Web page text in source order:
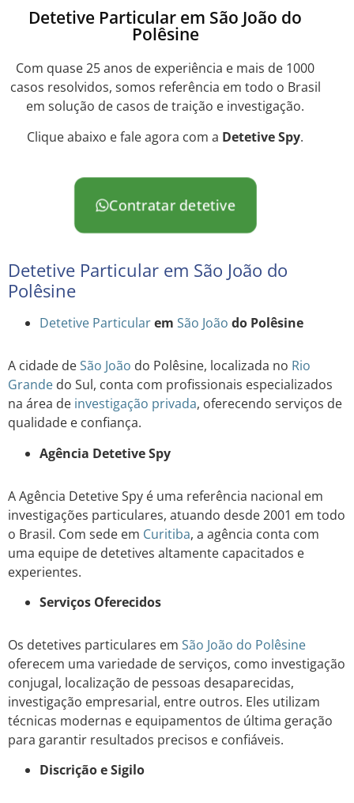
Detetive Particular em São João do
Polêsine
Com quase 25 anos de experiência e mais de 1000
casos resolvidos, somos referência em todo o Brasil
em solução de casos de traição e investigação.
Clique abaixo e fale agora com a Detetive Spy.
Contratar detetive
Detetive Particular em São João do
Polêsine
Detetive Particularem São João do Polêsine
A cidade deSão João do Polêsine, localizada no Rio
Grande do Sul, conta com profissionais especializados
na área de investigação privada, oferecendo serviços de
qualidade e confiança.
Agência Detetive Spy
A Agência Detetive Spy é uma referência nacional em
investigações particulares, atuando desde 2001 em todo
o Brasil. Com sede em Curitiba, a agência conta com
uma equipe de detetives altamente capacitados e
experientes.
Serviços Oferecidos
Os detetives particulares em São João do Polêsine
oferecem uma variedade de serviços, como investigação
conjugal, localização de pessoas desaparecidas,
investigação empresarial, entre outros. Eles utilizam
técnicas modernas e equipamentos de última geração
para garantir resultados precisos e confiáveis.
Discrição e Sigilo